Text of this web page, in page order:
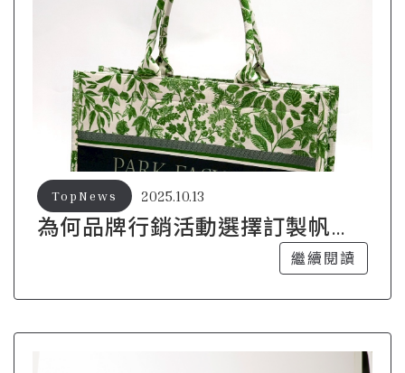
為何品牌行銷活動選擇訂製帆布
2025.10.13
TopNews
繼續閱讀